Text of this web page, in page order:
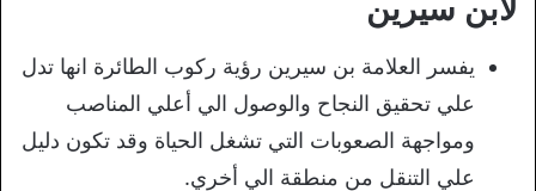
لابن سيرين
يفسر العلامة بن سيرين رؤية ركوب الطائرة انها تدل
علي تحقيق النجاح والوصول الي أعلي المناصب
ومواجهة الصعوبات التي تشغل الحياة وقد تكون دليل
علي التنقل من منطقة الي أخري.